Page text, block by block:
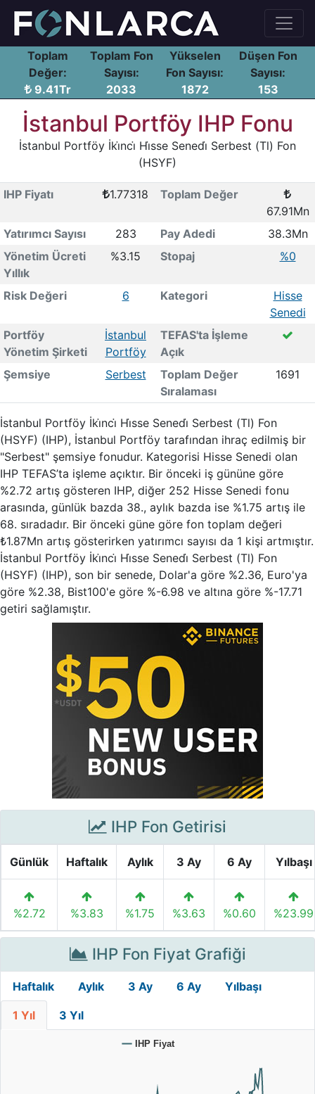
Toplam
Değer:
9.41Tr
Toplam Fon
Sayısı:
2033
Yükselen
Fon Sayısı:
1872
Düşen Fon
Sayısı:
153
İstanbul Portföy IHP Fonu
İstanbul Portföy İki̇nci̇ Hi̇sse Senedi̇ Serbest (Tl) Fon
(HSYF)
IHP Fiyatı 1.77318
Toplam Değer
67.91Mn
Yatırımcı Sayısı
283 Pay Adedi
38.3Mn
Yönetim Ücreti
Yıllık
%3.15 Stopaj %0
Risk Değeri 6 Kategori
Hisse
Senedi
Portföy
Yönetim Şirketi
İstanbul
Portföy
TEFAS'ta İşleme
Açık
Şemsiye
Serbest
Toplam Değer
Sıralaması
1691
İstanbul Portföy İki̇nci̇ Hi̇sse Senedi̇ Serbest (Tl) Fon
(HSYF) (IHP), İstanbul Portföy tarafından ihraç edilmiş bir
"Serbest" şemsiye fonudur. Kategorisi Hisse Senedi olan
IHP TEFAS’ta işleme açıktır. Bir önceki iş gününe göre
%2.72 artış gösteren IHP, diğer 252 Hisse Senedi fonu
arasında, günlük bazda 38., aylık bazda ise %1.75 artış ile
68. sıradadır. Bir önceki güne göre fon toplam değeri
₺1.87Mn artış gösterirken yatırımcı sayısı da 1 kişi artmıştır.
İstanbul Portföy İki̇nci̇ Hi̇sse Senedi̇ Serbest (Tl) Fon
(HSYF) (IHP), son bir senede, Dolar'a göre %2.36, Euro'ya
göre %2.38, Bist100'e göre %-6.98 ve altına göre %-17.71
getiri sağlamıştır.
IHP Fon Getirisi
Günlük Haftalık Aylık 3 Ay 6 Ay Yılbaşı
%2.72 %3.83 %1.75 %3.63 %0.60 %23.99
IHP Fon Fiyat Grafiği
Haftalık Aylık 3 Ay 6 Ay Yılbaşı
1 Yıl 3 Yıl